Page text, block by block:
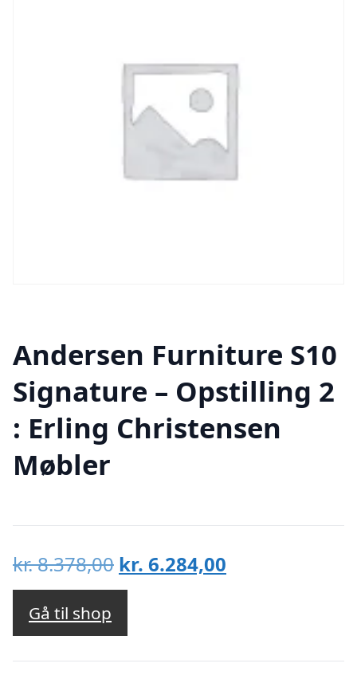
Andersen Furniture S10
Signature – Opstilling 2
: Erling Christensen
Møbler
kr.8.378,00 Den
oprindelige
var:
kr. 8.378,00.
kr. 6.284,00
kr. 6.284,00.
Gå til shop